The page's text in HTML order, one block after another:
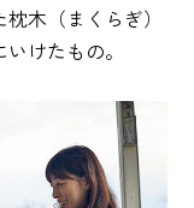
木（まくらぎ）
けたもの。